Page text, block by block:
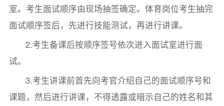
室。考生面试顺序由现场抽签确定。体育岗位考生抽完
面试顺序签后，先进行技能测试，再进行讲课。
2.考生备课后按顺序签号依次进入面试室进行面
试。
3.考生讲课前首先向考官介绍自己的面试顺序号和
课题，然后进行讲课，不得透露或暗示自己的姓名和其